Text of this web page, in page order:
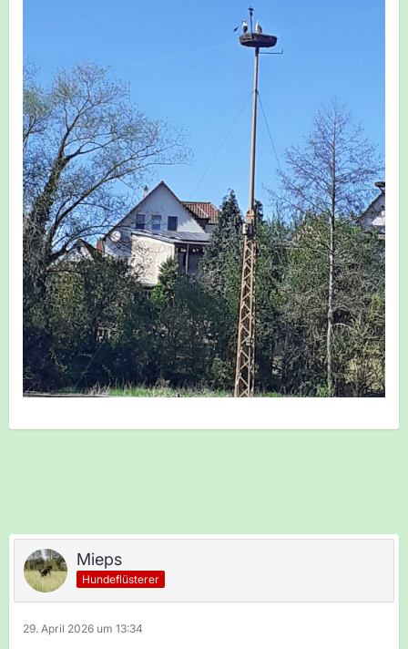
Mieps
Hundeflüsterer
29. April 2026 um 13:34